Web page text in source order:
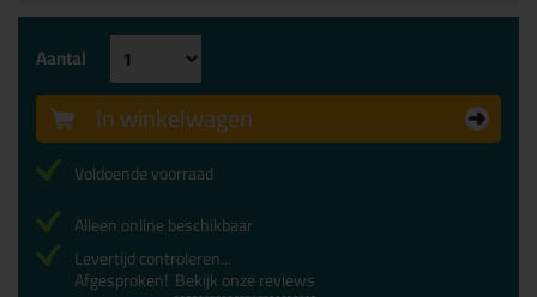
Aantal
In winkelwagen
Voldoende voorraad
Alleen online beschikbaar
Levertijd controleren...
Afgesproken! Bekijk onze reviews